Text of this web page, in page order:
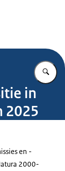
in
2025
en -
2000-